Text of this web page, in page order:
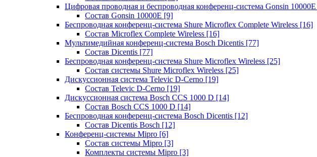
Цифровая проводная и беспроводная конференц-система Gonsin 10000E
Состав Gonsin 10000E [9]
Беспроводная конференц-система Shure Microflex Complete Wireless [16]
Состав Microflex Complete Wireless [16]
Мультимедийная конференц-система Bosch Dicentis [77]
Состав Dicentis [77]
Беспроводная конференц-система Shure Microflex Wireless [25]
Состав системы Shure Microflex Wireless [25]
Дискуссионная система Televic D-Cerno [19]
Состав Televic D-Cerno [19]
Дискуссионная система Bosch CCS 1000 D [14]
Состав Bosch CCS 1000 D [14]
Беспроводная конференц-система Bosch Dicentis [12]
Состав Dicentis Bosch [12]
Конференц-системы Mipro [6]
Состав системы Mipro [3]
Комплекты системы Mipro [3]